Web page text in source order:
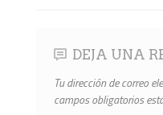
DEJA UNA
Tu dirección de correo
campos obligatorios